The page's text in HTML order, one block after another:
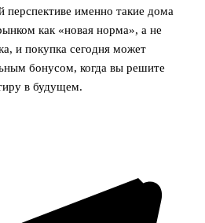
перспективе именно такие дома
как «новая норма», а не
и покупка сегодня может
бонусом, когда вы решите
в будущем.